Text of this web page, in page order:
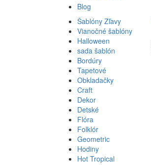
Blog
Šablóny Zľavy
Vianočné šablóny
Halloween
sada šablón
Bordúry
Tapetové
Obkladačky
Craft
Dekor
Detské
Flóra
Folklór
Geometric
Hodiny
Hot Tropical